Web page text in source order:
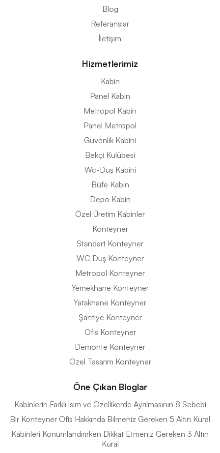
Blog
Referanslar
İletişim
Hizmetlerimiz
Kabin
Panel Kabin
Metropol Kabin
Panel Metropol
Güvenlik Kabini
Bekçi Kulübesi
Wc-Duş Kabini
Büfe Kabin
Depo Kabin
Özel Üretim Kabinler
Konteyner
Standart Konteyner
WC Duş Konteyner
Metropol Konteyner
Yemekhane Konteyner
Yatakhane Konteyner
Şantiye Konteyner
Ofis Konteyner
Demonte Konteyner
Özel Tasarım Konteyner
Öne Çıkan Bloglar
Kabinlerin Farklı İsim ve Özellikerde Ayrılmasının 8 Sebebi
Bir Konteyner Ofis Hakkında Bilmeniz Gereken 5 Altın Kural
Kabinleri Konumlandırırken Dikkat Etmeniz Gereken 3 Altın
Kural